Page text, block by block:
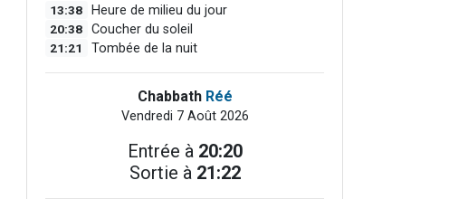
13:38 Heure de milieu du jour
20:38 Coucher du soleil
21:21 Tombée de la nuit
Chabbath Réé
Vendredi 7 Août 2026
Entrée à 20:20
Sortie à 21:22